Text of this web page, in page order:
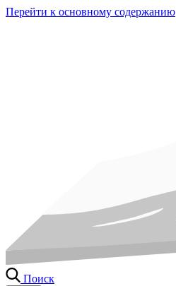
Перейти к основному содержанию
Поиск